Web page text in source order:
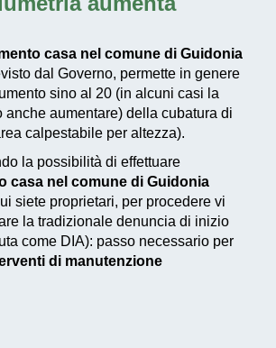
casa nel comune di Guidonia
dal Governo, permette in genere
sino al 20 (in alcuni casi la
anche aumentare) della cubatura di
calpestabile per altezza).
la possibilità di effettuare
casa nel comune di Guidonia
siete proprietari, per procedere vi
la tradizionale denuncia di inizio
come DIA): passo necessario per
di manutenzione